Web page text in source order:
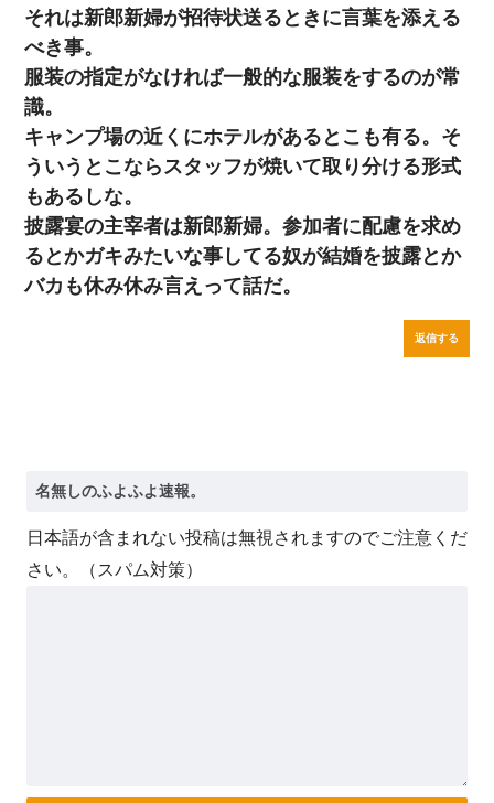
それは新郎新婦が招待状送るときに言葉を添える
べき事。
服装の指定がなければ一般的な服装をするのが常
識。
キャンプ場の近くにホテルがあるとこも有る。そ
ういうとこならスタッフが焼いて取り分ける形式
もあるしな。
披露宴の主宰者は新郎新婦。参加者に配慮を求め
るとかガキみたいな事してる奴が結婚を披露とか
バカも休み休み言えって話だ。
返信する
日本語が含まれない投稿は無視されますのでご注意くだ
さい。（スパム対策）